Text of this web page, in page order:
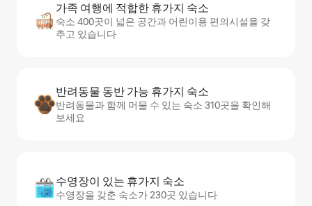
가족 여행에 적합한 휴가지 숙소
숙소 400곳이 넓은 공간과 어린이용 편의시설을 갖
추고 있습니다
반려동물 동반 가능 휴가지 숙소
반려동물과 함께 머물 수 있는 숙소 310곳을 확인해
보세요
수영장이 있는 휴가지 숙소
수영장을 갖춘 숙소가 230곳 있습니다